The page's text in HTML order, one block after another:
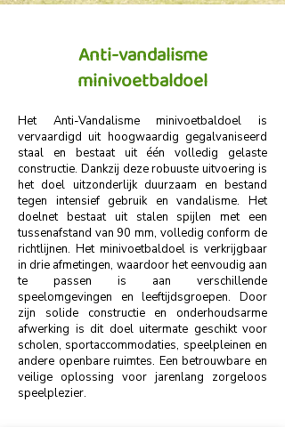
Anti-vandalisme
minivoetbaldoel
Het Anti-Vandalisme minivoetbaldoel is
vervaardigd uit hoogwaardig gegalvaniseerd
staal en bestaat uit één volledig gelaste
constructie. Dankzij deze robuuste uitvoering is
het doel uitzonderlijk duurzaam en bestand
tegen intensief gebruik en vandalisme. Het
doelnet bestaat uit stalen spijlen met een
tussenafstand van 90 mm, volledig conform de
richtlijnen. Het minivoetbaldoel is verkrijgbaar
in drie afmetingen, waardoor het eenvoudig aan
te passen is aan verschillende
speelomgevingen en leeftijdsgroepen. Door
zijn solide constructie en onderhoudsarme
afwerking is dit doel uitermate geschikt voor
scholen, sportaccommodaties, speelpleinen en
andere openbare ruimtes. Een betrouwbare en
veilige oplossing voor jarenlang zorgeloos
speelplezier.